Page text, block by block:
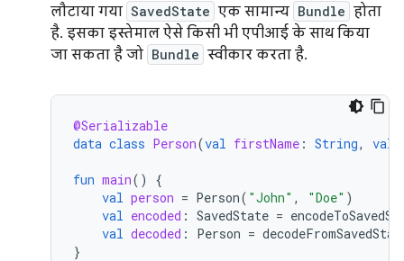
लौटाया गया SavedState एक सामान्य Bundle होता
है. इसका इस्तेमाल ऐसे किसी भी एपीआई के साथ किया
जा सकता है जो Bundle स्वीकार करता है.
@Serializable
data class Person(val firstName : String, val
fun main()
{
val person = Person( "John" , "Doe" )
val encoded : SavedState =
val decoded : Person =
}